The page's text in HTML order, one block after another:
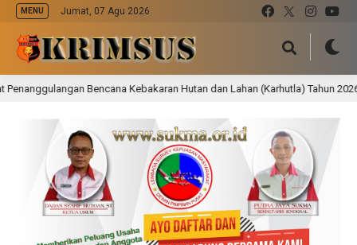
MENU Jumat, 07 Agu 2026
Bencana Kebakaran Hutan dan Lahan (Karhutla) Tahun 2026